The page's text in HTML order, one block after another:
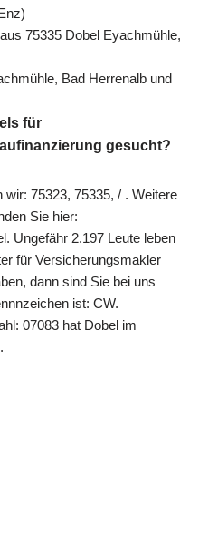
75335 Dobel Eyachmühle,
Bad Herrenalb und
für
gesucht?
75323, 75335, / . Weitere
Sie hier:
Ungefähr 2.197 Leute leben
für Versicherungsmakler
dann sind Sie bei uns
ist: CW.
07083 hat Dobel im